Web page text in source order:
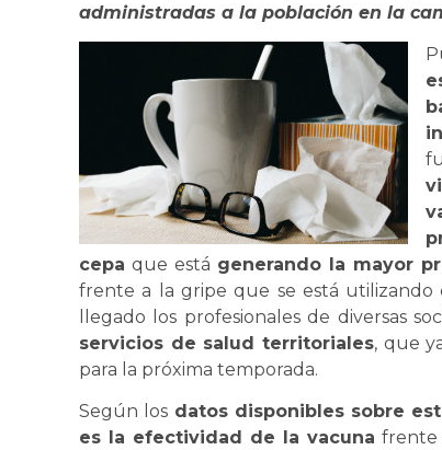
administradas a la población en la
cepa que está generando la mayor
frente a la gripe que se está utilizando
llegado los profesionales de diversas
servicios de salud territoriales, que
para la próxima temporada.
Según los datos disponibles sobre
es la efectividad de la vacuna frente